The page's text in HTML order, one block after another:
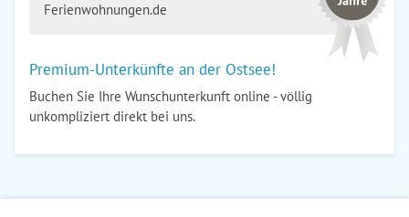
Ferienwohnungen.de
Premium-Unterkünfte an der Ostsee!
Buchen Sie Ihre Wunschunterkunft online - völlig
unkompliziert direkt bei uns.